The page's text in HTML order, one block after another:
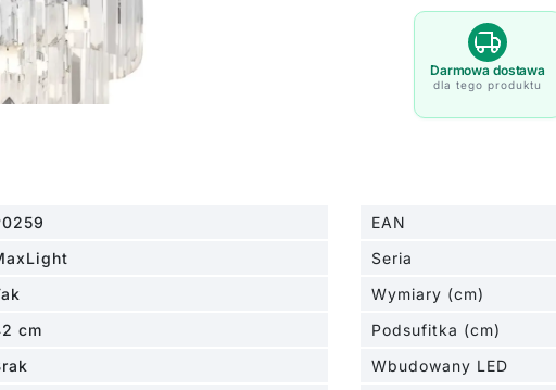
Monaco
do
salonu,
sypialni
Darmowa dostawa
dla tego produktu
EAN
Seria
Wymiary (cm)
cm Podsufitka (cm)
Wbudowany LED